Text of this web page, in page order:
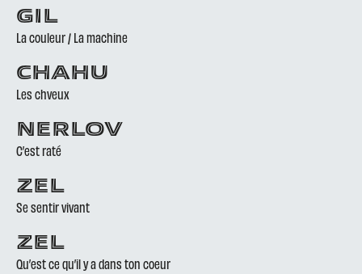
GIL
La couleur / La machine
CHAHU
Les chveux
NERLOV
C’est raté
ZEL
Se sentir vivant
ZEL
Qu’est ce qu’il y a dans ton coeur